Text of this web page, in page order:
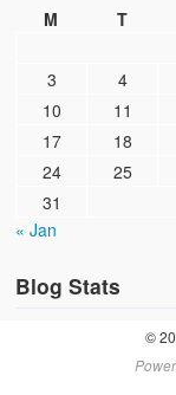
M
T
3
4
10
11
17
18
24
25
31
« Jan
Blog Stats
©